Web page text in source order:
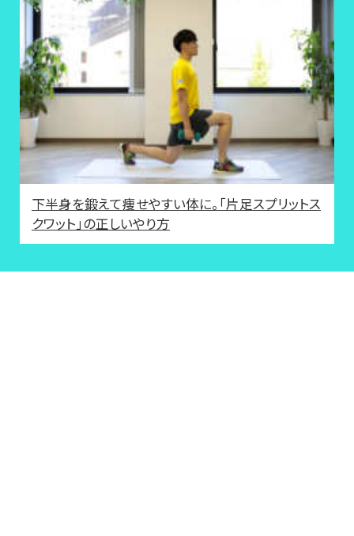
下半身を鍛えて痩せやすい体に。「片足スプリットス
クワット」の正しいやり方